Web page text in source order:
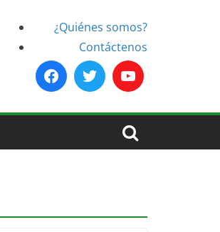
¿Quiénes somos?
Contáctenos